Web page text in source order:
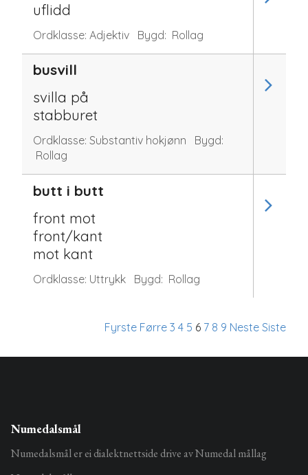
uflidd
Ordklasse: Adjektiv Bygd: Rollag
busvill
svilla på
stabburet
Ordklasse: Substantiv hokjønn
Bygd:
Rollag
butt i butt
front mot
front/kant
mot kant
Ordklasse: Uttrykk Bygd: Rollag
Fyrste Førre 3 4 5 6 7 8 9 Neste Siste
Numedalsmål
Numedalsmål er ei dialektnettside drive av Numedal mållag